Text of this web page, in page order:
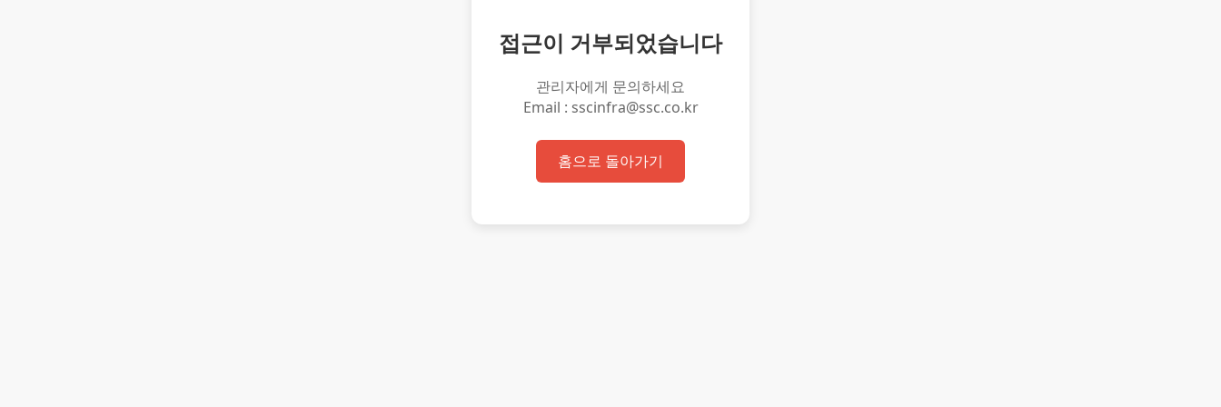
접근이 거부되었습니다
관리자에게 문의하세요
Email : sscinfra@ssc.co.kr
홈으로 돌아가기